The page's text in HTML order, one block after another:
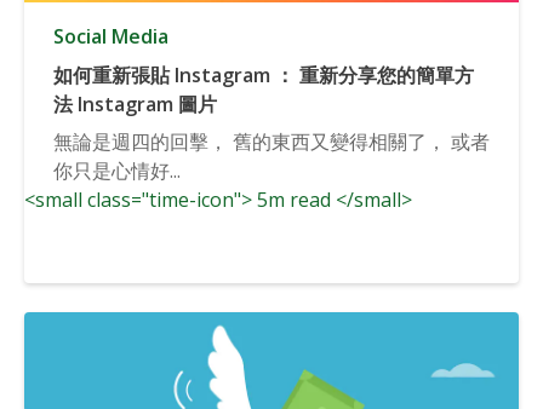
Social Media
如何重新張貼 Instagram ： 重新分享您的簡單方
法 Instagram 圖片
無論是週四的回擊， 舊的東西又變得相關了， 或者
你只是心情好...
<small class="time-icon"> 5m read </small>